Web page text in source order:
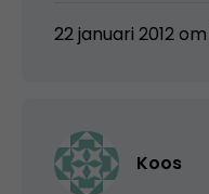
22 januari 2012 om
Koos